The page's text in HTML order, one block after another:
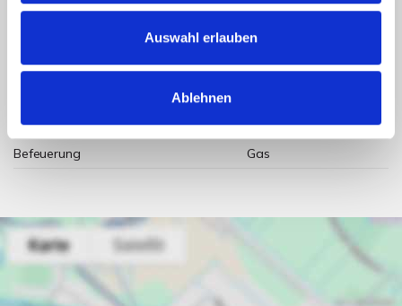
Auswahl erlauben
Ablehnen
Energieausweis Jahrgang
ab dem 1.5.2014
Energieausweis Werteklasse
F
Energieausweis Baujahr
1957
Energieausweis Gebäudeart
Heizung
Zentralheizung
Befeuerung
Gas